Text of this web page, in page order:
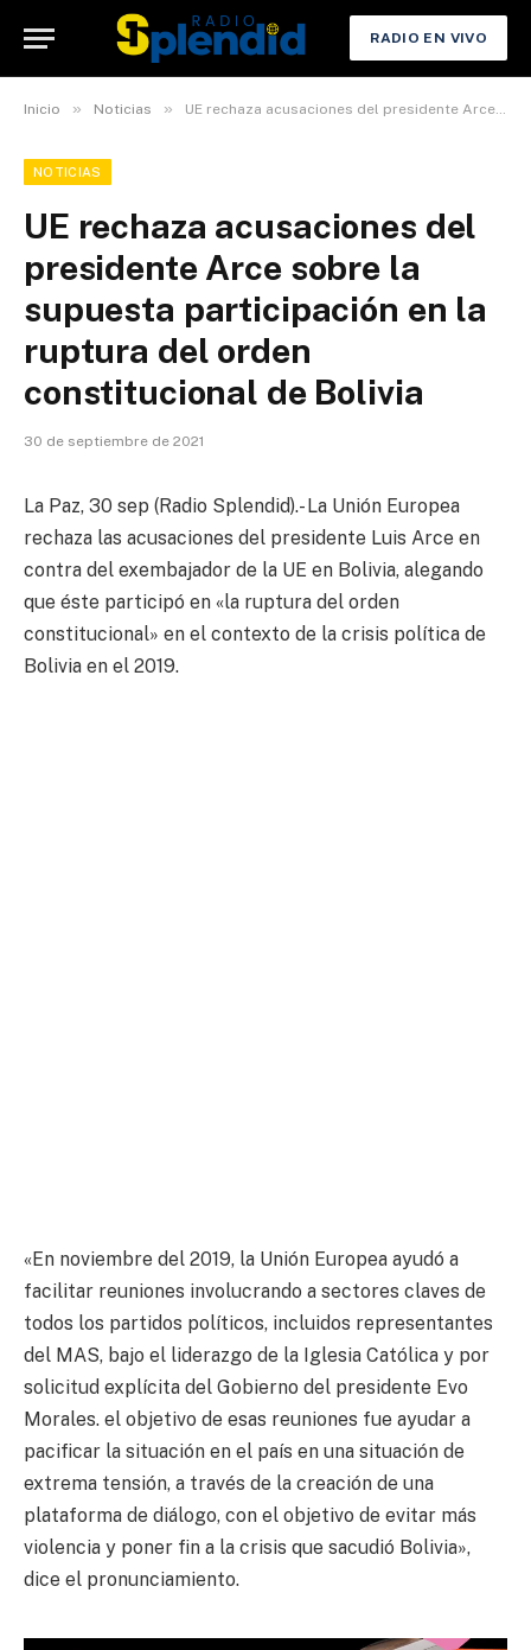
RADIO EN VIVO
Inicio » Noticias » UE rechaza acusaciones del presidente Arce sobre la supuesta participación en la ruptura del orden constitucional de Bolivia
NOTICIAS
UE rechaza acusaciones del
presidente Arce sobre la
supuesta participación en la
ruptura del orden
constitucional de Bolivia
30 de septiembre de 2021
La Paz, 30 sep (Radio Splendid).- La Unión Europea
rechaza las acusaciones del presidente Luis Arce en
contra del exembajador de la UE en Bolivia, alegando
que éste participó en «la ruptura del orden
constitucional» en el contexto de la crisis política de
Bolivia en el 2019.
«En noviembre del 2019, la Unión Europea ayudó a
facilitar reuniones involucrando a sectores claves de
todos los partidos políticos, incluidos representantes
del MAS, bajo el liderazgo de la Iglesia Católica y por
solicitud explícita del Gobierno del presidente Evo
Morales. el objetivo de esas reuniones fue ayudar a
pacificar la situación en el país en una situación de
extrema tensión, a través de la creación de una
plataforma de diálogo, con el objetivo de evitar más
violencia y poner fin a la crisis que sacudió Bolivia»,
dice el pronunciamiento.